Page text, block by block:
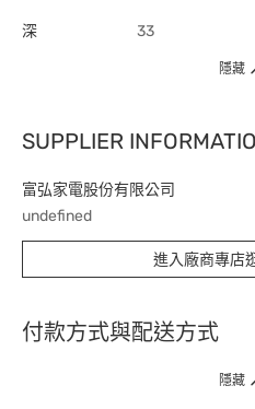
深 33
隱藏
SUPPLIER
富弘家電股份有限公司
undefined
進入廠商專店
付款方式與配送方式
隱藏